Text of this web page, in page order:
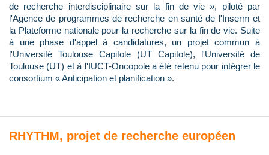
de recherche interdisciplinaire sur la fin de vie », piloté par
l'Agence de programmes de recherche en santé de l'Inserm et
la Plateforme nationale pour la recherche sur la fin de vie. Suite
à une phase d'appel à candidatures, un projet commun à
l'Université Toulouse Capitole (UT Capitole), l'Université de
Toulouse (UT) et à l'IUCT-Oncopole a été retenu pour intégrer le
consortium « Anticipation et planification ».
RHYTHM, projet de recherche européen